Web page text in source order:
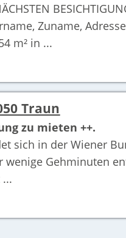
Zuname,
m² in ...
Traun
zu mieten ++.
sich in der Wiener
wenige Gehminuten